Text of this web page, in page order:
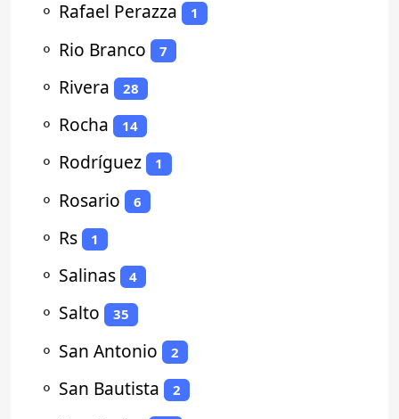
⚬ Rafael Perazza 1
⚬ Rio Branco 7
⚬ Rivera 28
⚬ Rocha 14
⚬ Rodríguez 1
⚬ Rosario 6
⚬ Rs 1
⚬ Salinas 4
⚬ Salto 35
⚬ San Antonio 2
⚬ San Bautista 2